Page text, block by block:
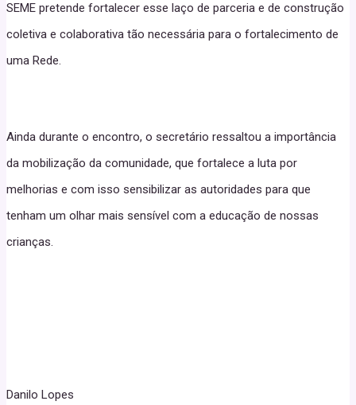
SEME pretende fortalecer esse laço de parceria e de construção
coletiva e colaborativa tão necessária para o fortalecimento de
uma Rede.
Ainda durante o encontro, o secretário ressaltou a importância
da mobilização da comunidade, que fortalece a luta por
melhorias e com isso sensibilizar as autoridades para que
tenham um olhar mais sensível com a educação de nossas
crianças.
Danilo Lopes